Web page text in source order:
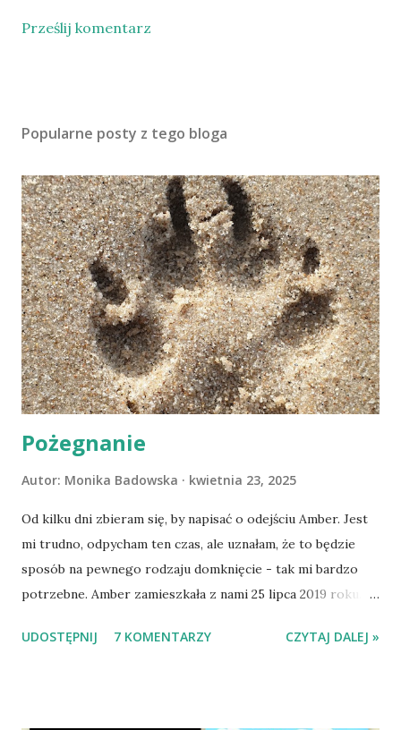
Prześlij komentarz
Popularne posty z tego bloga
Pożegnanie
Autor: Monika Badowska kwietnia 23, 2025
Od kilku dni zbieram się, by napisać o odejściu Amber. Jest
mi trudno, odpycham ten czas, ale uznałam, że to będzie
sposób na pewnego rodzaju domknięcie - tak mi bardzo
potrzebne. Amber zamieszkała z nami 25 lipca 2019 roku.
Mazowieckim, pojechaliśmy na wizytę zapoznawczą, a kilka
UDOSTĘPNIJ 7 KOMENTARZY CZYTAJ DALEJ »